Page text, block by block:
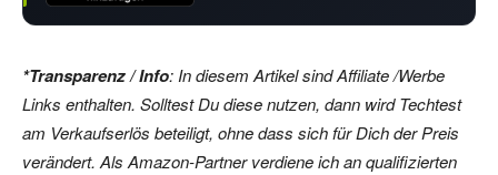
*Transparenz / Info: In diesem Artikel sind Affiliate /Werbe
Links enthalten. Solltest Du diese nutzen, dann wird Techtest
am Verkaufserlös beteiligt, ohne dass sich für Dich der Preis
verändert. Als Amazon-Partner verdiene ich an qualifizierten